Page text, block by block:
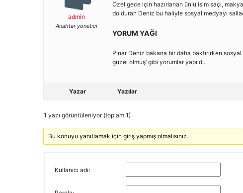
admin
Anahtar yönetici
Özel gece için hazırlanan ünlü isim saçı,
dolduran Deniz bu haliyle sosyal medyayı
YORUM YAĞI
Pınar Deniz bakana bir daha baktırırken sosyal
güzel olmuş’ gibi yorumlar yapıldı.
Yazar Yazılar
1 yazı görüntüleniyor (toplam 1)
Bu konuyu yanıtlamak için giriş yapmış olmalısınız.
Kullanıcı adı: